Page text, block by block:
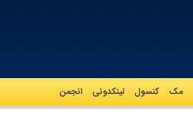
مک کنسول لینکدونی انجمن